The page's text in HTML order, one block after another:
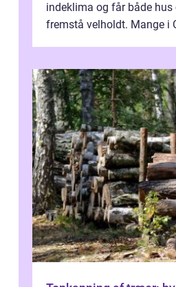
indeklima og får både
fremstå velholdt. Mange i